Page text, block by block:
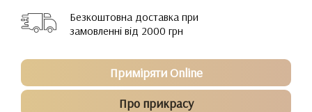
Безкоштовна доставка при
замовленні від 2000 грн
Приміряти Online
Про прикрасу